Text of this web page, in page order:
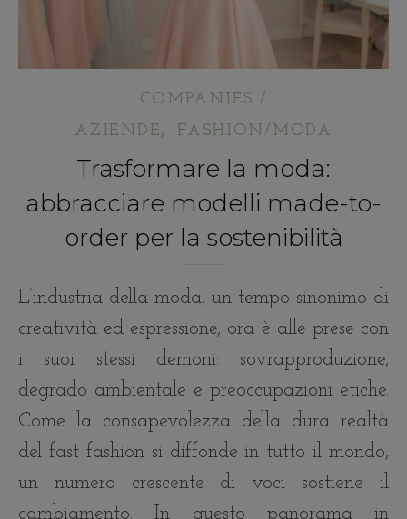
COMPANIES /
AZIENDE, FASHION/MODA
Trasformare la moda:
abbracciare modelli made-to-
order per la sostenibilità
L’industria della moda, un tempo sinonimo di
creatività ed espressione, ora è alle prese con
i suoi stessi demoni: sovrapproduzione,
degrado ambientale e preoccupazioni etiche.
Come la consapevolezza della dura realtà
del fast fashion si diffonde in tutto il mondo,
un numero crescente di voci sostiene il
cambiamento. In questo panorama in